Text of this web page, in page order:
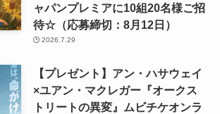
ャパンプレミアに10組20名様ご招
待☆（応募締切：8月12日）
2026.7.29
【プレゼント】アン・ハサウェイ
×ユアン・マクレガー『オークス
トリートの異変』ムビチケオンラ